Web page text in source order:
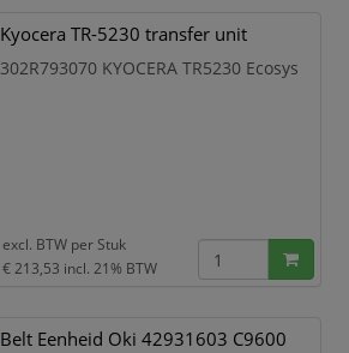
Kyocera TR-5230 transfer unit
302R793070 KYOCERA TR5230 Ecosys
excl. BTW per Stuk
€ 213,53 incl. 21% BTW
Belt Eenheid Oki 42931603 C9600